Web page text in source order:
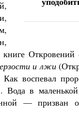
и лжи
воспевал
Вода в
— призван